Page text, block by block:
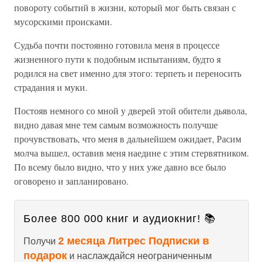
повороту событий в жизни, который мог быть связан с
мусорскими происками.
Судьба почти постоянно готовила меня в процессе
жизненного пути к подобным испытаниям, будто я
родился на свет именно для этого: терпеть и переносить
страдания и муки.
Постояв немного со мной у дверей этой обители дьявола,
видно давая мне тем самым возможность получше
прочувствовать, что меня в дальнейшем ожидает, Расим
молча вышел, оставив меня наедине с этим стервятником.
По всему было видно, что у них уже давно все было
оговорено и запланировано.
Более 800 000 книг и аудиокниг! 📚
Получи 2 месяца Литрес Подписки в
подарок и наслаждайся неограниченным